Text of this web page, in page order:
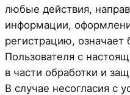
любые действия,
информации,
регистрацию, означает
Пользователя с
в части обработки и
В случае несогласия с